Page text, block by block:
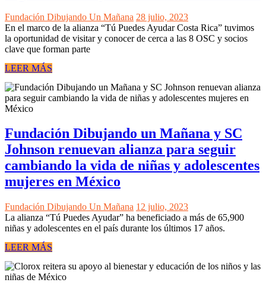
Fundación Dibujando Un Mañana 28 julio, 2023
En el marco de la alianza “Tú Puedes Ayudar Costa Rica” tuvimos
la oportunidad de visitar y conocer de cerca a las 8 OSC y socios
clave que forman parte
LEER MÁS
Fundación Dibujando un Mañana y SC
Johnson renuevan alianza para seguir
cambiando la vida de niñas y adolescentes
mujeres en México
Fundación Dibujando Un Mañana 12 julio, 2023
La alianza “Tú Puedes Ayudar” ha beneficiado a más de 65,900
niñas y adolescentes en el país durante los últimos 17 años.
LEER MÁS